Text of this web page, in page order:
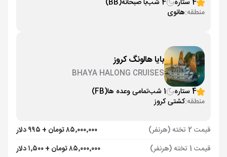
4 ستاره
4 شب با صبحانه(BB)
منطقه:هانوی
بایا هالونگ کروز
BHAYA HALONG CRUISES
4 ستاره
1 شب تمامی وعده ها(FB)
منطقه:کشتی کروز
قیمت 2 تخته (هرنفر)
۸۵٬۰۰۰٬۰۰۰ تومان + ۹۹۵ دلار
قیمت 1 تخته (هرنفر)
۸۵٬۰۰۰٬۰۰۰ تومان + ۱٬۵۰۰ دلار